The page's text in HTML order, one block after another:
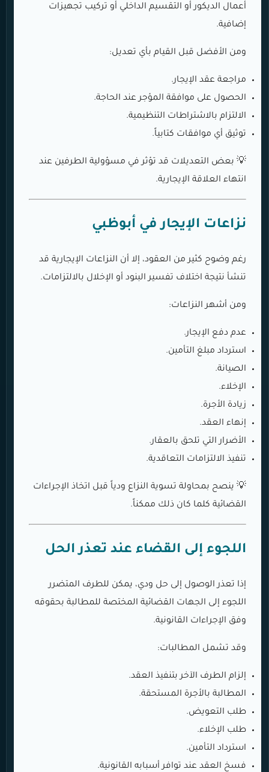
أعمال الديكور أو التقسيم الداخلي أو تركيب تجهيزات
إضافية.
ومن الأفضل قبل القيام بأي تعديل:
مراجعة عقد الإيجار.
الحصول على موافقة المؤجر عند الحاجة.
الالتزام بالاشتراطات التنظيمية.
توثيق أي موافقات كتابياً.
💡 بعض التعديلات قد تؤثر في مسؤولية الطرفين عند
انتهاء العلاقة الإيجارية.
نزاعات الإيجار في أبوظبي
رغم وضوح كثير من العقود، إلا أن النزاعات الإيجارية قد
تنشأ نتيجة اختلاف تفسير البنود أو الإخلال بالالتزامات.
ومن أشهر النزاعات:
عدم دفع الإيجار.
استرداد مبلغ التأمين.
الصيانة.
الإخلاء.
زيادة الأجرة.
إنهاء العقد.
الأضرار التي تلحق بالعقار.
تنفيذ الالتزامات التعاقدية.
💡 ينصح بمحاولة تسوية النزاع ودياً قبل اتخاذ الإجراءات
القضائية كلما كان ذلك ممكناً.
اللجوء إلى القضاء عند تعذر الحل
إذا تعذر الوصول إلى حل ودي، يمكن للطرف المتضرر
اللجوء إلى الجهات القضائية المختصة للمطالبة بحقوقه
وفق الإجراءات القانونية.
وقد تشمل المطالبات:
إلزام الطرف الآخر بتنفيذ العقد.
المطالبة بالأجرة المستحقة.
طلب التعويض.
طلب الإخلاء.
استرداد التأمين.
فسخ العقد عند توافر أسبابه القانونية.